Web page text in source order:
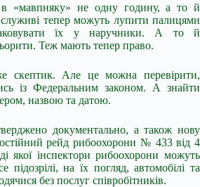
«мавпняку» не одну годину, а то й
тепер можуть лупити палицями
їх у наручники. А то й
Теж мають тепер право.
скептик. Але це можна перевірити,
із Федеральним законом. А знайти
назвою та датою.
документально, а також нову
рейд рибоохорони № 433 від 4
якої інспектори рибоохорони можуть
на їх погляд, автомобілі та
без послуг співробітників.